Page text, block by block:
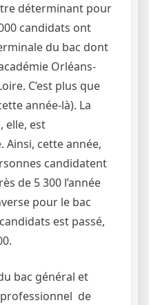
déterminant pour
candidats ont
du bac dont
Orléans-
C’est plus que
année-là). La
elle, est
cette année,
candidatent
de 5 300 l’année
pour le bac
est passé,
bac général et
de